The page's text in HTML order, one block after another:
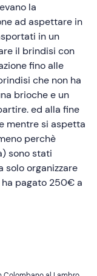
la
ad aspettare in
in un
il brindisi con
fino alle
che non ha
brioche e un
ed alla fine
mentre si aspetta
perchè
sono stati
solo organizzare
pagato 250€ a